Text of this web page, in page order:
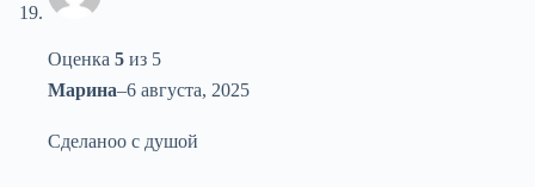
Оценка 5 из 5
Марина–6 августа, 2025
Сделаноо с душой